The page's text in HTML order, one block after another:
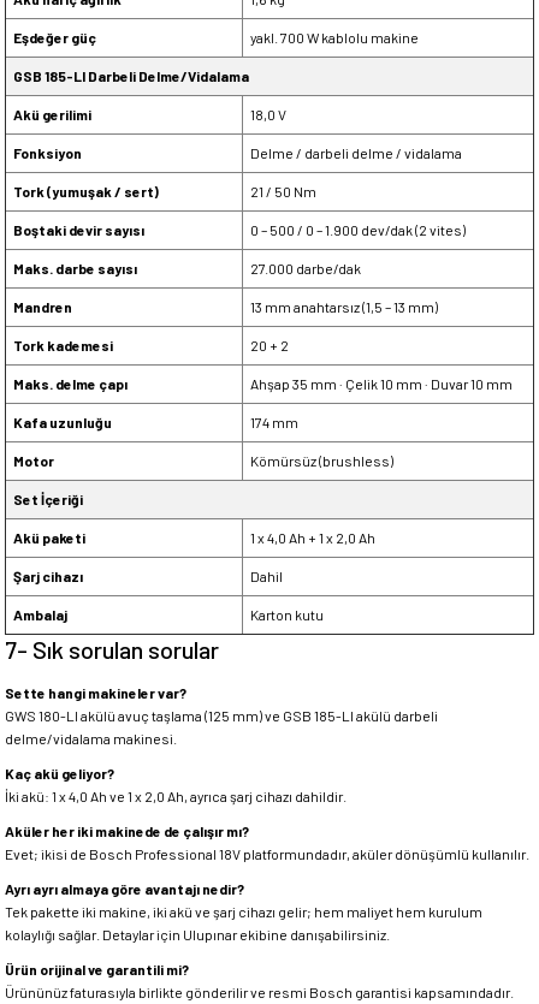
Eşdeğer güç yakl. 700 W kablolu makine
GSB 185-LI Darbeli Delme/Vidalama
Akü gerilimi 18,0 V
Fonksiyon Delme / darbeli delme / vidalama
Tork (yumuşak / sert) 21 / 50 Nm
Boştaki devir sayısı 0 – 500 / 0 – 1.900 dev/dak (2 vites)
Maks. darbe sayısı 27.000 darbe/dak
Mandren 13 mm anahtarsız (1,5 – 13 mm)
Tork kademesi 20 + 2
Maks. delme çapı Ahşap 35 mm · Çelik 10 mm · Duvar 10 mm
Kafa uzunluğu 174 mm
Motor Kömürsüz (brushless)
Set İçeriği
Akü paketi 1 x 4,0 Ah + 1 x 2,0 Ah
Şarj cihazı Dahil
Ambalaj Karton kutu
7- Sık sorulan sorular
Sette hangi makineler var?
GWS 180-LI akülü avuç taşlama (125 mm) ve GSB 185-LI akülü darbeli
delme/vidalama makinesi.
Kaç akü geliyor?
İki akü: 1 x 4,0 Ah ve 1 x 2,0 Ah, ayrıca şarj cihazı dahildir.
Aküler her iki makinede de çalışır mı?
Evet; ikisi de Bosch Professional 18V platformundadır, aküler dönüşümlü kullanılır.
Ayrı ayrı almaya göre avantajı nedir?
Tek pakette iki makine, iki akü ve şarj cihazı gelir; hem maliyet hem kurulum
kolaylığı sağlar. Detaylar için Ulupınar ekibine danışabilirsiniz.
Ürün orijinal ve garantili mi?
Ürününüz faturasıyla birlikte gönderilir ve resmi Bosch garantisi kapsamındadır.